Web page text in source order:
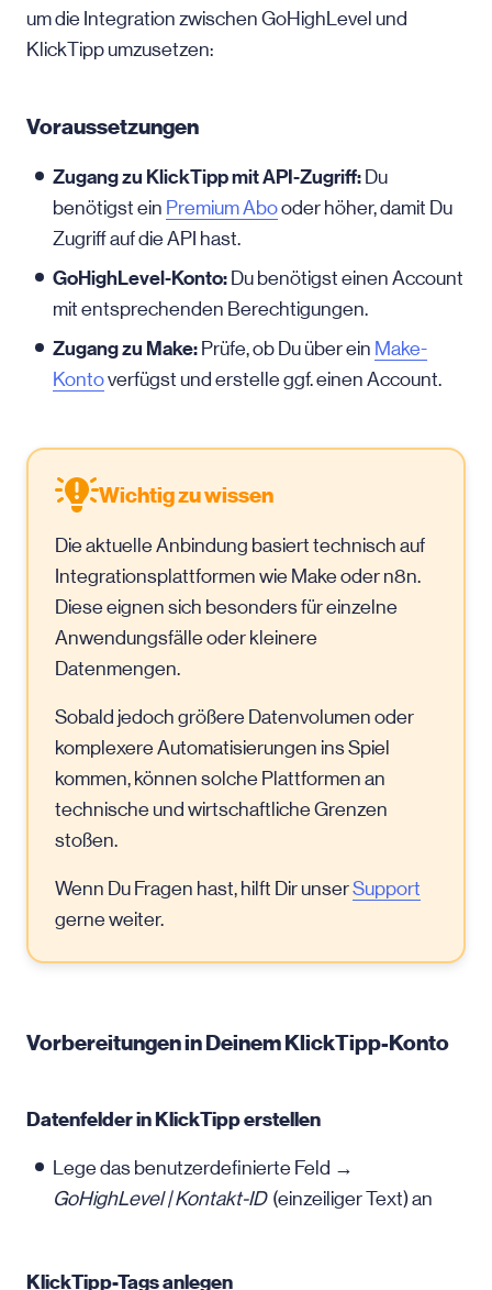
um die Integration zwischen GoHighLevel und
KlickTipp umzusetzen:
Voraussetzungen
Zugang zu KlickTipp mit API-Zugriff: Du
benötigst ein Premium Abooder höher, damit Du
Zugriff auf die API hast.
GoHighLevel-Konto: Du benötigst einen Account
mit entsprechenden Berechtigungen.
Zugang zu Make: Prüfe, ob Du über ein Make-
Kontoverfügst und erstelle ggf. einen Account.
Wichtig zu wissen
Die aktuelle Anbindung basiert technisch auf
Integrationsplattformen wie Make oder n8n.
Diese eignen sich besonders für einzelne
Anwendungsfälle oder kleinere
Datenmengen.
Sobald jedoch größere Datenvolumen oder
komplexere Automatisierungen ins Spiel
kommen, können solche Plattformen an
technische und wirtschaftliche Grenzen
stoßen.
Wenn Du Fragen hast, hilft Dir unserSupport
gerne weiter.
Vorbereitungen in Deinem KlickTipp-Konto
Datenfelder in KlickTipp erstellen
Lege das benutzerdefinierte Feld →
GoHighLevel | Kontakt-ID(einzeiliger Text) an
KlickTipp-Tags anlegen